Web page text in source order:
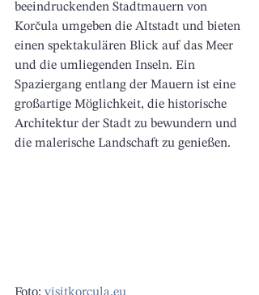
beeindruckenden Stadtmauern von
Korčula umgeben die Altstadt und bieten
einen spektakulären Blick auf das Meer
und die umliegenden Inseln. Ein
Spaziergang entlang der Mauern ist eine
großartige Möglichkeit, die historische
Architektur der Stadt zu bewundern und
die malerische Landschaft zu genießen.